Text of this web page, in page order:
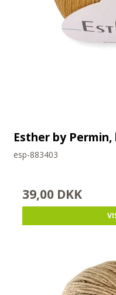
Esther by
esp-883403
39,00 DKK